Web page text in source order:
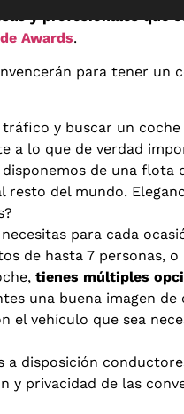
y profesionales que
Awards.
para tener un
y buscar un
a lo que de verdad
disponemos de una flota
del mundo.
para cada
de hasta 7 personas,
tienes múltiples
una buena imagen de
el vehículo que sea
a disposición
y privacidad de las